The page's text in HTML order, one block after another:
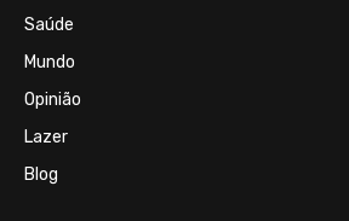
Saúde
Mundo
Opinião
Lazer
Blog